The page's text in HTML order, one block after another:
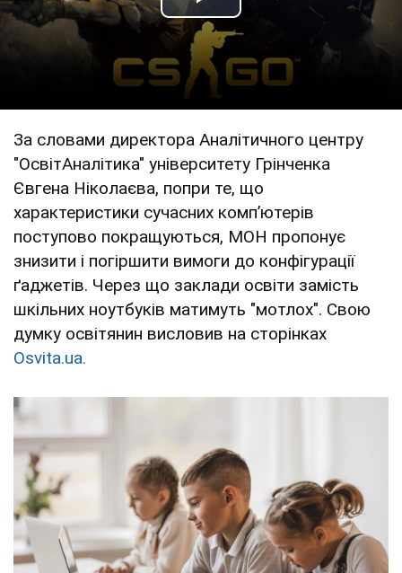
Play Video
За словами директора Аналітичного центру
"ОсвітАналітика" університету Грінченка
Євгена Ніколаєва, попри те, що
характеристики сучасних компʼютерів
поступово покращуються, МОН пропонує
знизити і погіршити вимоги до конфігурації
ґаджетів. Через що заклади освіти замість
шкільних ноутбуків матимуть "мотлох". Свою
думку освітянин висловив на сторінках
Оsvita.ua.